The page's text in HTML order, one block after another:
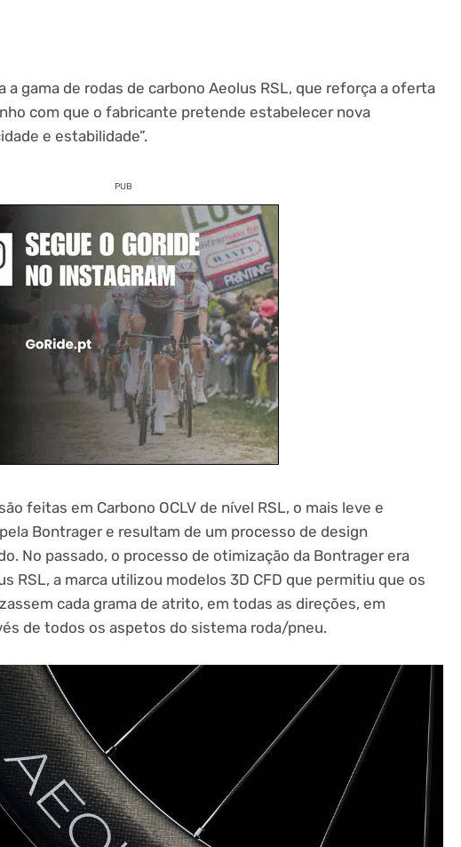
a gama de rodas de carbono Aeolus RSL, que reforça a oferta
com que o fabricante pretende estabelecer nova
e estabilidade”.
PUB
feitas em Carbono OCLV de nível RSL, o mais leve e
Bontrager e resultam de um processo de design
No passado, o processo de otimização da Bontrager era
RSL, a marca utilizou modelos 3D CFD que permitiu que os
cada grama de atrito, em todas as direções, em
de todos os aspetos do sistema roda/pneu.